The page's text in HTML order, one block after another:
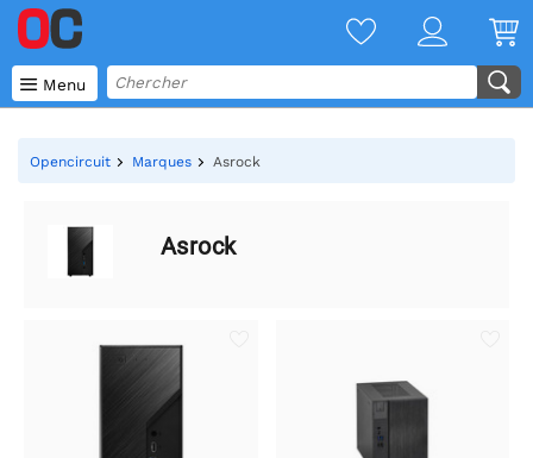
 Menu
Opencircuit Marques Asrock
Asrock